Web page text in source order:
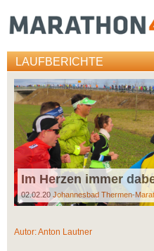
LAUFBERICHTE
Im Herzen immer
02.02.20 Johannesbad Thermen-
Autor:Anton Lautner